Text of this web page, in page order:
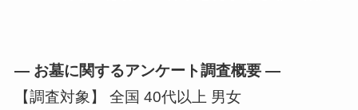
― お墓に関するアンケート調査概要 ―
【調査対象】 全国 40代以上 男女